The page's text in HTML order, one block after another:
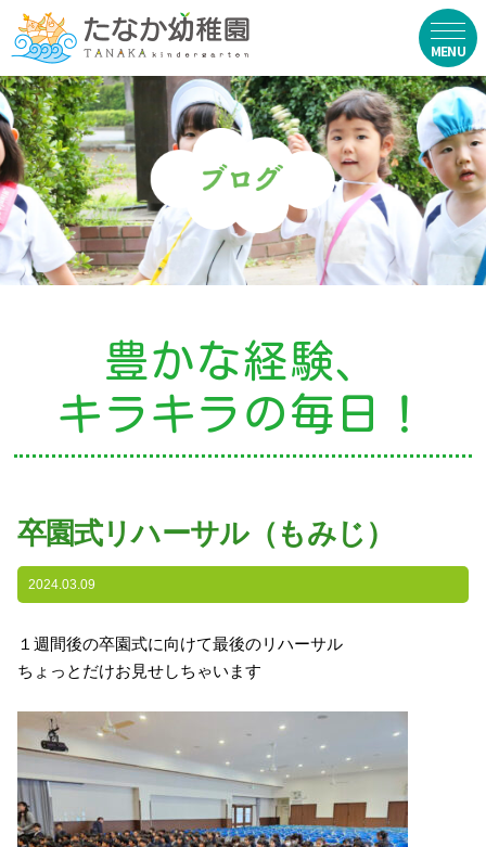
在園生向け
・資料ダウンロード
・園からのお便り
・動画
お知らせ
・ニュース
・ブログ
・園の特色
・園の一日
・自慢の給食
・アクセス
入園案内
子育て支援
未就園児教室
豊かな経験、
キラキラの毎日！
卒園式リハーサル（もみじ）
2024.03.09
１週間後の卒園式に向けて最後のリハーサル
ちょっとだけお見せしちゃいます